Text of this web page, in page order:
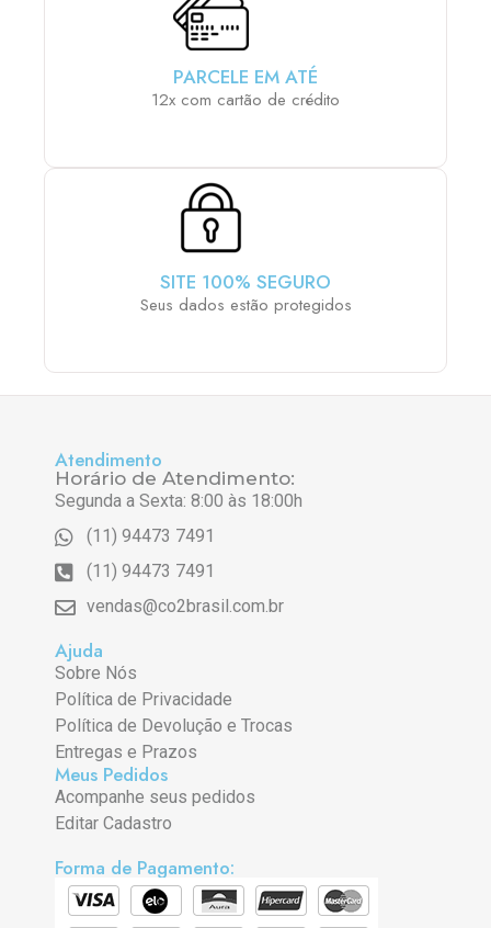
PARCELE EM ATÉ
12x com cartão de crédito
SITE 100% SEGURO
Seus dados estão protegidos
Atendimento
Horário de Atendimento:
Segunda a Sexta: 8:00 às 18:00h
(11) 94473 7491
(11) 94473 7491
vendas@co2brasil.com.br
Ajuda
Sobre Nós
Política de Privacidade
Política de Devolução e Trocas
Entregas e Prazos
Meus Pedidos
Acompanhe seus pedidos
Editar Cadastro
Forma de Pagamento: